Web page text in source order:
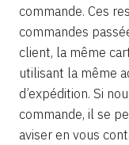
commande. Ces
commandes
client, la même
utilisant la même
d’expédition. Si
commande, il se
aviser en vous